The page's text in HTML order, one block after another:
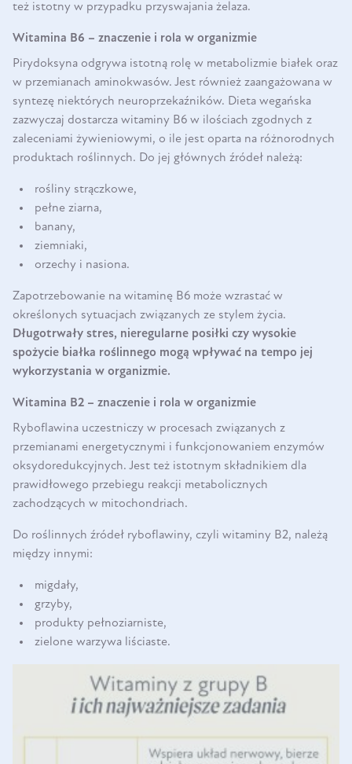
też istotny w przypadku przyswajania żelaza.
Witamina B6 – znaczenie i rola w organizmie
Pirydoksyna odgrywa istotną rolę w metabolizmie białek oraz
w przemianach aminokwasów. Jest również zaangażowana w
syntezę niektórych neuroprzekaźników. Dieta wegańska
zazwyczaj dostarcza witaminy B6 w ilościach zgodnych z
zaleceniami żywieniowymi, o ile jest oparta na różnorodnych
produktach roślinnych. Do jej głównych źródeł należą:
rośliny strączkowe,
pełne ziarna,
banany,
ziemniaki,
orzechy i nasiona.
Zapotrzebowanie na witaminę B6 może wzrastać w
określonych sytuacjach związanych ze stylem życia.
Długotrwały stres, nieregularne posiłki czy wysokie
spożycie białka roślinnego mogą wpływać na tempo jej
wykorzystania w organizmie.
Witamina B2 – znaczenie i rola w organizmie
Ryboflawina uczestniczy w procesach związanych z
przemianami energetycznymi i funkcjonowaniem enzymów
oksydoredukcyjnych. Jest też istotnym składnikiem dla
prawidłowego przebiegu reakcji metabolicznych
zachodzących w mitochondriach.
Do roślinnych źródeł ryboflawiny, czyli witaminy B2, należą
między innymi:
migdały,
grzyby,
produkty pełnoziarniste,
zielone warzywa liściaste.